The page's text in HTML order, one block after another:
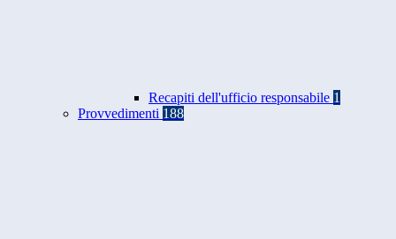
Recapiti dell'ufficio responsabile 1
Provvedimenti 188